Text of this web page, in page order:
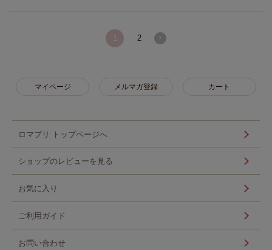
1 2
マイページ メルマガ登録 カート
ロマプリ トップページへ
ショップのレビューを見る
お気に入り
ご利用ガイド
お問い合わせ